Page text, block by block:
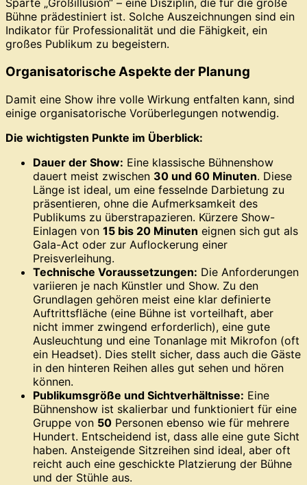
Sparte „Großillusion“ – eine Disziplin, die für die große
Bühne prädestiniert ist. Solche Auszeichnungen sind ein
Indikator für Professionalität und die Fähigkeit, ein
großes Publikum zu begeistern.
Organisatorische Aspekte der Planung
Damit eine Show ihre volle Wirkung entfalten kann, sind
einige organisatorische Vorüberlegungen notwendig.
Die wichtigsten Punkte im Überblick:
Dauer der Show: Eine klassische Bühnenshow
dauert meist zwischen 30 und 60 Minuten. Diese
Länge ist ideal, um eine fesselnde Darbietung zu
präsentieren, ohne die Aufmerksamkeit des
Publikums zu überstrapazieren. Kürzere Show-
Einlagen von 15 bis 20 Minuten eignen sich gut als
Gala-Act oder zur Auflockerung einer
Preisverleihung.
Technische Voraussetzungen: Die Anforderungen
variieren je nach Künstler und Show. Zu den
Grundlagen gehören meist eine klar definierte
Auftrittsfläche (eine Bühne ist vorteilhaft, aber
nicht immer zwingend erforderlich), eine gute
Ausleuchtung und eine Tonanlage mit Mikrofon (oft
ein Headset). Dies stellt sicher, dass auch die Gäste
in den hinteren Reihen alles gut sehen und hören
können.
Publikumsgröße und Sichtverhältnisse: Eine
Bühnenshow ist skalierbar und funktioniert für eine
Gruppe von 50 Personen ebenso wie für mehrere
Hundert. Entscheidend ist, dass alle eine gute Sicht
haben. Ansteigende Sitzreihen sind ideal, aber oft
reicht auch eine geschickte Platzierung der Bühne
und der Stühle aus.